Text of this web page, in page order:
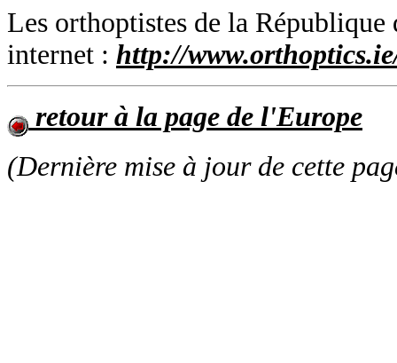
Les orthoptistes de la
internet : http://
retour à la page de l'Europe
(Dernière mise à jour de cette